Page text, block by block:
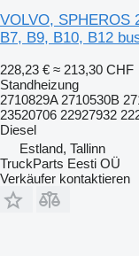
VOLVO, SPHEROS
B7, B9, B10, B12
228,23 € ≈ 213,30 CHF
Standheizung
2710829A 2710530B
23520706 22927932
Diesel
Estland, Tallinn
TruckParts Eesti OÜ
Verkäufer kontaktieren